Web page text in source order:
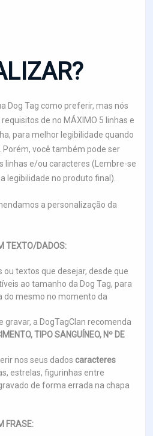
Dog Tag como preferir, mas nós
de no MÁXIMO 5 linhas e
para melhor legibilidade quando
Porém, você também pode ser
linhas e/ou caracteres (Lembre-se
legibilidade no produto final).
a personalização da
TEXTO/DADOS:
ou textos que desejar, desde que
ao tamanho da Dog Tag, para
do mesmo no momento da
gravar, a DogTagClan recomenda
TIPO SANGUÍNEO, Nº DE
nos seus dados caracteres
estrelas, figurinhas entre
de forma errada na chapa
FRASE: